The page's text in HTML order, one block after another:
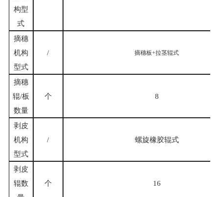
构型
式
摘穗
机构
型式
/ 摘穗板+拉茎辊式
摘穗
辊/板
数量
个 8
剥皮
机构
型式
/ 螺旋橡胶辊式
剥皮
辊数
个 16